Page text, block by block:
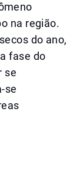
na região.
do ano,
fase do
se
se